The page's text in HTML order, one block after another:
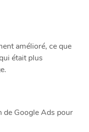
amélioré, ce que
était plus
de Google Ads pour